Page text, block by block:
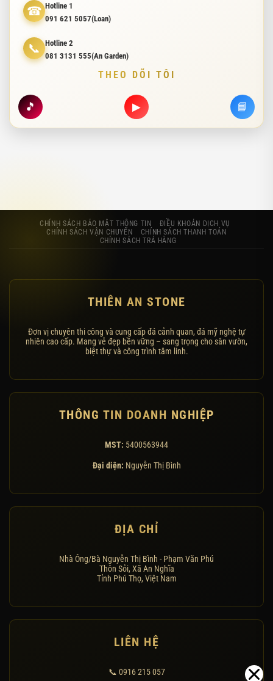
☎ Hotline 1
091 621 5057(Loan)
📞
Hotline 2
081 3131 555(An Garden)
THEO DÕI TÔI
🎵 ▶ 📘
CHÍNH SÁCH BẢO MẬT THÔNG TIN
ĐIỀU KHOẢN DỊCH VỤ
CHÍNH SÁCH VẬN CHUYỂN
CHÍNH SÁCH THANH TOÁN
CHÍNH SÁCH TRẢ HÀNG
THIÊN AN STONE
Đơn vị chuyên thi công và cung cấp đá cảnh quan, đá mỹ nghệ tự
nhiên cao cấp. Mang vẻ đẹp bền vững – sang trọng cho sân vườn,
biệt thự và công trình tâm linh.
THÔNG TIN DOANH NGHIỆP
MST: 5400563944
Đại diện: Nguyễn Thị Bình
ĐỊA CHỈ
Nhà Ông/Bà Nguyễn Thị Bình - Phạm Văn Phú
Thôn Sỏi, Xã An Nghĩa
Tỉnh Phú Thọ, Việt Nam
LIÊN HỆ
📞 0916 215 057